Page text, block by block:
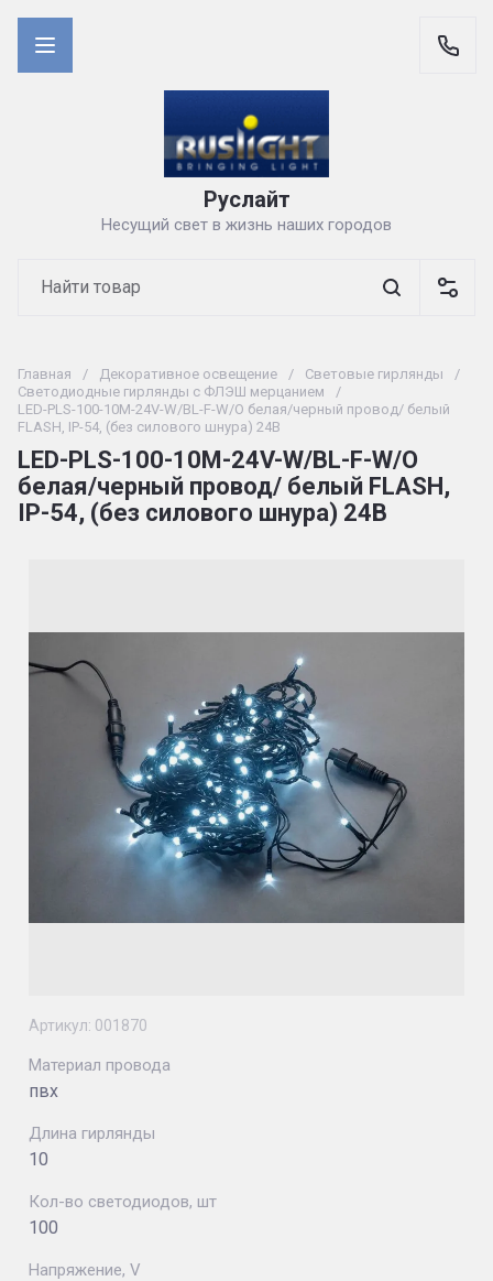
Руслайт
Несущий свет в жизнь наших городов
Главная / Декоративное освещение / Световые гирлянды
/
Светодиодные гирлянды с ФЛЭШ мерцанием
/
LED-PLS-100-10M-24V-W/BL-F-W/O белая/черный провод/ белый
FLASH, IP-54, (без силового шнура) 24В
LED-PLS-100-10M-24V-W/BL-F-W/O
белая/черный провод/ белый FLASH,
IP-54, (без силового шнура) 24В
Артикул: 001870
Материал провода
пвх
Длина гирлянды
10
Кол-во светодиодов, шт
100
Напряжение, V